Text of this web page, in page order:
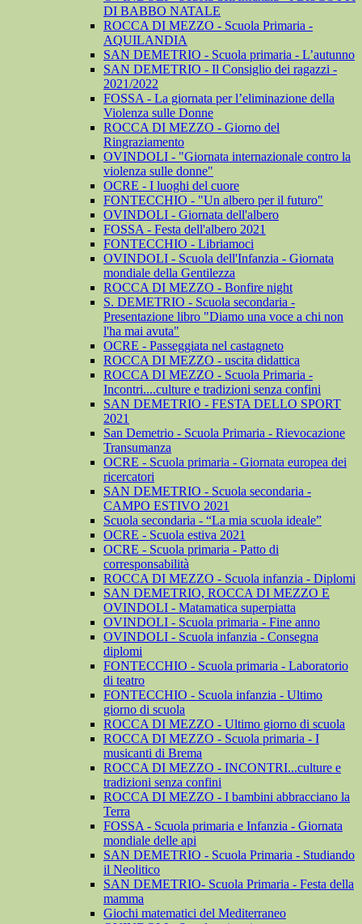
DI BABBO NATALE
ROCCA DI MEZZO - Scuola Primaria -
AQUILANDIA
SAN DEMETRIO - Scuola primaria - L’autunno
SAN DEMETRIO - Il Consiglio dei ragazzi -
2021/2022
FOSSA - La giornata per l’eliminazione della
Violenza sulle Donne
ROCCA DI MEZZO - Giorno del
Ringraziamento
OVINDOLI - "Giornata internazionale contro la
violenza sulle donne"
OCRE - I luoghi del cuore
FONTECCHIO - "Un albero per il futuro"
OVINDOLI - Giornata dell'albero
FOSSA - Festa dell'albero 2021
FONTECCHIO - Libriamoci
OVINDOLI - Scuola dell'Infanzia - Giornata
mondiale della Gentilezza
ROCCA DI MEZZO - Bonfire night
S. DEMETRIO - Scuola secondaria -
Presentazione libro "Diamo una voce a chi non
l'ha mai avuta"
OCRE - Passeggiata nel castagneto
ROCCA DI MEZZO - uscita didattica
ROCCA DI MEZZO - Scuola Primaria -
Incontri....culture e tradizioni senza confini
SAN DEMETRIO - FESTA DELLO SPORT
2021
San Demetrio - Scuola Primaria - Rievocazione
Transumanza
OCRE - Scuola primaria - Giornata europea dei
ricercatori
SAN DEMETRIO - Scuola secondaria -
CAMPO ESTIVO 2021
Scuola secondaria - “La mia scuola ideale”
OCRE - Scuola estiva 2021
OCRE - Scuola primaria - Patto di
corresponsabilità
ROCCA DI MEZZO - Scuola infanzia - Diplomi
SAN DEMETRIO, ROCCA DI MEZZO E
OVINDOLI - Matamatica superpiatta
OVINDOLI - Scuola primaria - Fine anno
OVINDOLI - Scuola infanzia - Consegna
diplomi
FONTECCHIO - Scuola primaria - Laboratorio
di teatro
FONTECCHIO - Scuola infanzia - Ultimo
giorno di scuola
ROCCA DI MEZZO - Ultimo giorno di scuola
ROCCA DI MEZZO - Scuola primaria - I
musicanti di Brema
ROCCA DI MEZZO - INCONTRI...culture e
tradizioni senza confini
ROCCA DI MEZZO - I bambini abbracciano la
Terra
FOSSA - Scuola primaria e Infanzia - Giornata
mondiale delle api
SAN DEMETRIO - Scuola Primaria - Studiando
il Neolitico
SAN DEMETRIO- Scuola Primaria - Festa della
mamma
Giochi matematici del Mediterraneo